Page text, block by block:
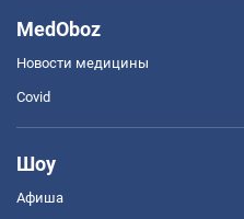
MedOboz
Новости медицины
Covid
Шоу
Афиша